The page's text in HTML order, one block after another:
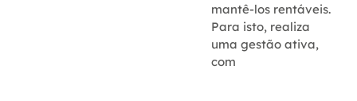
mantê-los rentáveis.
Para isto, realiza
uma gestão ativa,
com